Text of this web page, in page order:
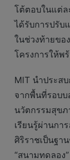
โต้ตอบในแต่ล
ได้รับการปรับ
ในช่วงท้ายขอ
โครงการให้พ
MIT นำประส
จากพื้นที่รอบบ
นวัตกรรมสุขภ
เรียนรู้ผ่านกา
ศิริราชเป็นฐา
“สนามทดลอง